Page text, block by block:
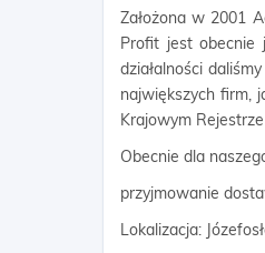
Założona w 2001
Profit jest obecnie
działalności
największych firm,
Krajowym
Obecnie dla
przyjmowanie
Lokalizacja: